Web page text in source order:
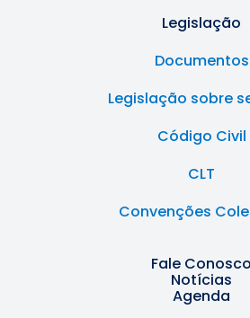
Legislação
Documentos
Legislação sobre
Código Civil
CLT
Convenções
Fale Conosco
Notícias
Agenda